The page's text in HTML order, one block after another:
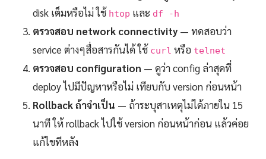
disk เต็มหรือไม่ ใช้ htop และ df -h
ตรวจสอบ network connectivity — ทดสอบว่า
service ต่างๆสื่อสารกันได้ ใช้ curl หรือ telnet
ตรวจสอบ configuration — ดูว่า config ล่าสุดที่
deploy ไปมีปัญหาหรือไม่ เทียบกับ version ก่อนหน้า
Rollback ถ้าจำเป็น — ถ้าระบุสาเหตุไม่ได้ภายใน 15
นาที ให้ rollback ไปใช้ version ก่อนหน้าก่อน แล้วค่อย
แก้ไขทีหลัง